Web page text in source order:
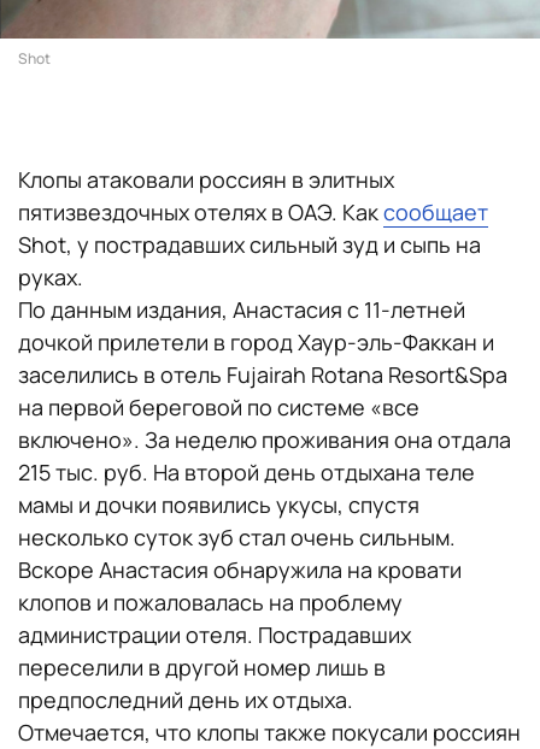
Shot
Клопы атаковали россиян в элитных
пятизвездочных отелях в ОАЭ. Каксообщает
Shot, у пострадавших сильный зуд и сыпь на
руках.
По данным издания, Анастасия с 11-летней
дочкой прилетели в город Хаур-эль-Факкан и
заселились в отель Fujairah Rotana Resort&Spa
на первой береговой по системе «все
включено». За неделю проживания она отдала
215 тыс. руб. На второй день отдыхана теле
мамы и дочки появились укусы, спустя
несколько суток зуб стал очень сильным.
Вскоре Анастасия обнаружила на кровати
клопов и пожаловалась на проблему
администрации отеля. Пострадавших
переселили в другой номер лишь в
предпоследний день их отдыха.
Отмечается, что клопы также покусали россиян